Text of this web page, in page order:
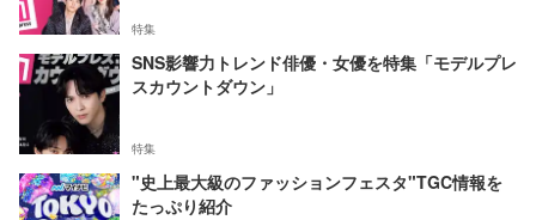
特集
SNS影響力トレンド俳優・女優を特集「モデルプレ
スカウントダウン」
特集
"史上最大級のファッションフェスタ"TGC情報を
たっぷり紹介